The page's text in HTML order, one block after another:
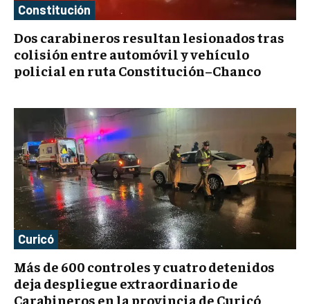
Constitución
Dos carabineros resultan lesionados tras
colisión entre automóvil y vehículo
policial en ruta Constitución–Chanco
Curicó
Más de 600 controles y cuatro detenidos
deja despliegue extraordinario de
Carabineros en la provincia de Curicó